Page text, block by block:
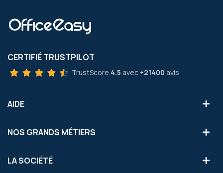
CERTIFIÉ TRUSTPILOT
TrustScore 4.5 avec +21400 avis
AIDE
NOS GRANDS MÉTIERS
LA SOCIÉTÉ